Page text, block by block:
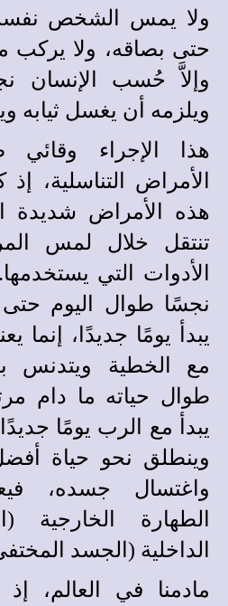
ولا يمس الشخص نفسه
حتى بصاقه، ولا يركب
وإلاَّ حُسب الإنسان
ويلزمه أن يغسل ثيابه
هذا الإجراء
الأمراض التناسلية،
هذه الأمراض شديدة
تنتقل خلال لمس
الأدوات التي
نجسًا طوال اليوم
يبدأ يومًا جديدًا،
مع الخطية ويتدنس
طوال حياته ما دام
يبدأ مع الرب يومًا
وينطلق نحو حياة
واغتسال جسده،
الطهارة الخارجية
الداخلية (الجسد
مادمنا في العالم،